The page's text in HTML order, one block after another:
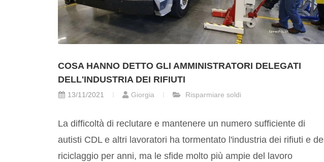
COSA HANNO DETTO GLI AMMINISTRATORI DELEGATI
DELL'INDUSTRIA DEI RIFIUTI
13/11/2021 Giorgia Risparmiare soldi
La difficoltà di reclutare e mantenere un numero sufficiente di
autisti CDL e altri lavoratori ha tormentato l'industria dei rifiuti e del
riciclaggio per anni, ma le sfide molto più ampie del lavoro